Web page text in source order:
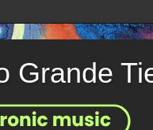
Grande